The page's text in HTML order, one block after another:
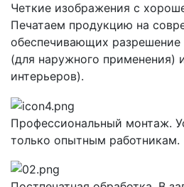
Четкие изображения с
Печатаем продукцию на
обеспечивающих
(для наружного применения)
интерьеров).
Профессиональный монтаж.
только опытным работникам.